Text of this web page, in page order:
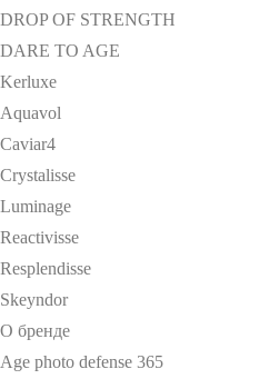
DROP OF STRENGTH
DARE TO AGE
Kerluxe
Aquavol
Caviar4
Crystalisse
Luminage
Reactivisse
Resplendisse
Skeyndor
О бренде
Age photo defense 365